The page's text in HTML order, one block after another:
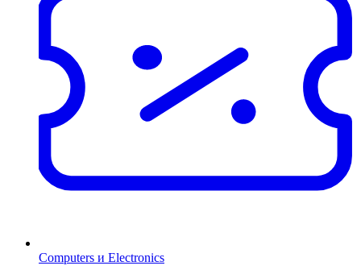
Computers и Electronics